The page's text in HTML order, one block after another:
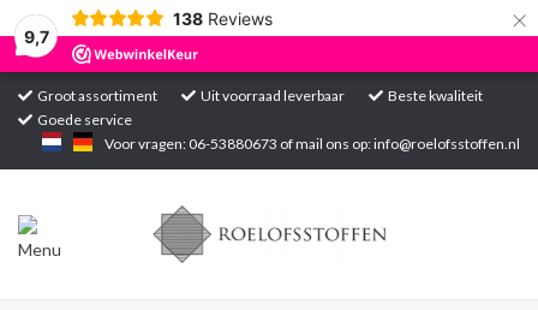
9,7
138 Reviews ×
Groot assortiment Uit voorraad leverbaar
Beste kwaliteit
Goede service
Voor vragen: 06-53880673 of mail ons op:info@roelofsstoffen.nl
Home